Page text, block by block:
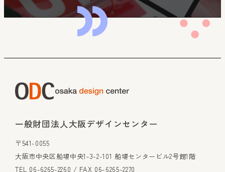
一般財団法人大阪デザインセンター
〒541-0055
大阪市中央区船場中央1-3-2-101 船場センタービル2号館1階
TEL 06-6265-2260 / FAX 06-6265-2270